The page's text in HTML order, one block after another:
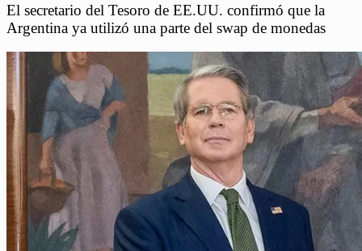
El secretario del Tesoro de EE.UU. confirmó que la
Argentina ya utilizó una parte del swap de monedas